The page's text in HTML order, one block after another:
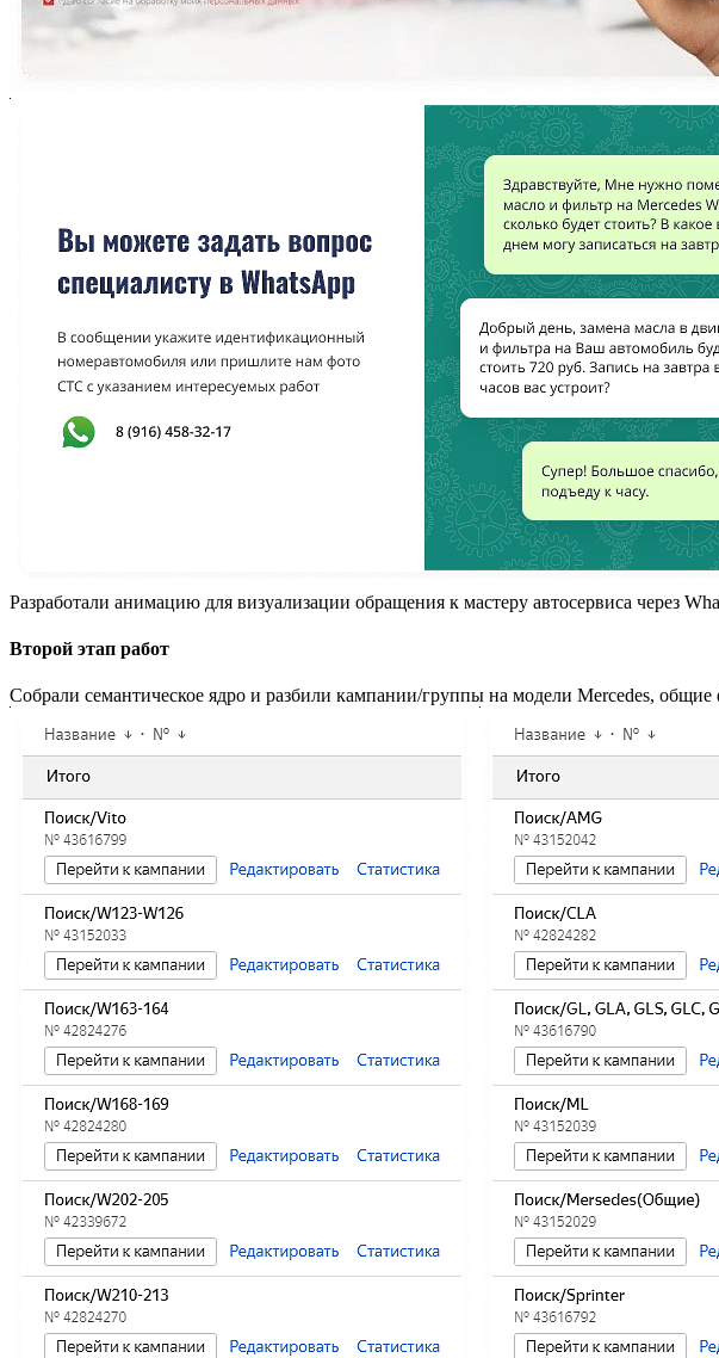
Разработали анимацию для визуализации обращения к мастеру автосервиса через
Второй этап работ
Собрали семантическое ядро и разбили кампании/группы на модели Mercedes,